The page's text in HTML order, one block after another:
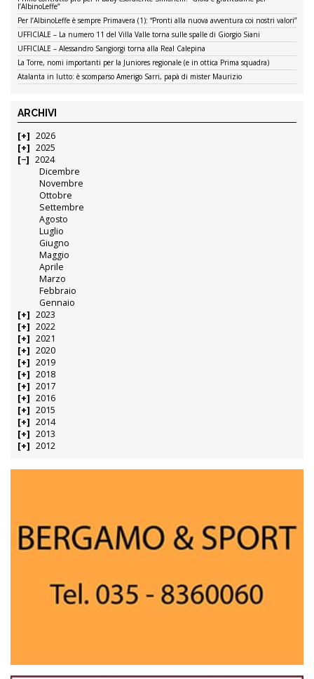
l’AlbinoLeffe”
Per l’AlbinoLeffe è sempre Primavera (1): “Pronti alla nuova avventura coi nostri valori”
UFFICIALE – La numero 11 del Villa Valle torna sulle spalle di Giorgio Siani
UFFICIALE – Alessandro Sangiorgi torna alla Real Calepina
La Torre, nomi importanti per la Juniores regionale (e in ottica Prima squadra)
Atalanta in lutto: è scomparso Amerigo Sarri, papà di mister Maurizio
ARCHIVI
2026
2025
2024
Dicembre
Novembre
Ottobre
Settembre
Agosto
Luglio
Giugno
Maggio
Aprile
Marzo
Febbraio
Gennaio
2023
2022
2021
2020
2019
2018
2017
2016
2015
2014
2013
2012